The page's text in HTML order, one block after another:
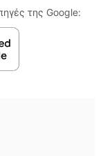
της Google: